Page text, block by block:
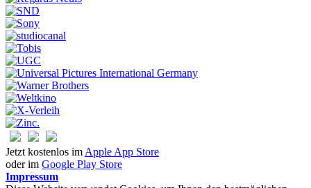
Jetzt kostenlos im Apple App Store
oder im Google Play Store
Impressum